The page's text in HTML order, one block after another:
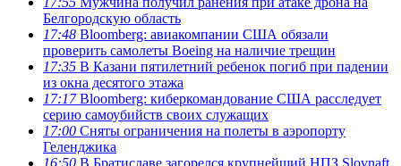
Белгородскую область
17:48 Bloomberg: авиакомпании США обязали
проверить самолеты Boeing на наличие трещин
17:35 В Казани пятилетний ребенок погиб при падении
из окна десятого этажа
17:17Bloomberg: киберкомандование США расследует
серию самоубийств своих служащих
17:00 Сняты ограничения на полеты в аэропорту
Геленджика
16:50 В Братиславе загорелся крупнейший НПЗ Slovnaft